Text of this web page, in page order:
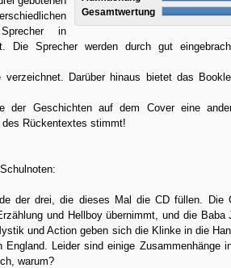
Gesamtwertung
in
Die Sprecher werden durch gut
Darüber hinaus bietet das
der Geschichten auf dem Cover eine
Rückentextes stimmt!
der drei, die dieses Mal die CD füllen. Die
und Hellboy übernimmt, und die Baba
und Action geben sich die Klinke in die
Leider sind einige Zusammenhänge
warum?